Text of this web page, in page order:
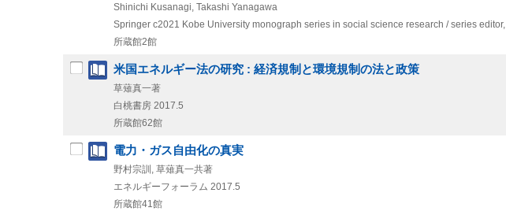
Shinichi Kusanagi, Takashi Yanagawa
Springer c2021 Kobe University monograph series in social science research / series editor,
所蔵館2館
米国エネルギー法の研究 : 経済規制と環境規制の法と政策
草薙真一著
白桃書房 2017.5
所蔵館62館
電力・ガス自由化の真実
野村宗訓, 草薙真一共著
エネルギーフォーラム 2017.5
所蔵館41館